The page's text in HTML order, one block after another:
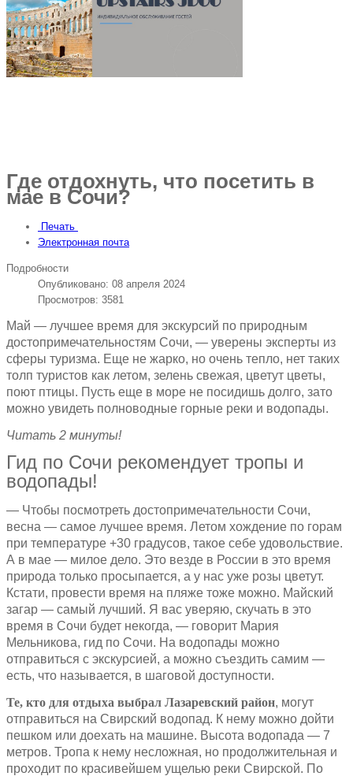
Где отдохнуть, что посетить в
мае в Сочи?
Печать
Электронная почта
Подробности
Опубликовано: 08 апреля 2024
Просмотров: 3581
Май — лучшее время для экскурсий по природным
достопримечательностям Сочи, — уверены эксперты из
сферы туризма. Еще не жарко, но очень тепло, нет таких
толп туристов как летом, зелень свежая, цветут цветы,
поют птицы. Пусть еще в море не посидишь долго, зато
можно увидеть полноводные горные реки и водопады.
Читать 2 минуты!
Гид по Сочи рекомендует тропы и
водопады!
— Чтобы посмотреть достопримечательности Сочи,
весна — самое лучшее время. Летом хождение по горам
при температуре +30 градусов, такое себе удовольствие.
А в мае — милое дело. Это везде в России в это время
природа только просыпается, а у нас уже розы цветут.
Кстати, провести время на пляже тоже можно. Майский
загар — самый лучший. Я вас уверяю, скучать в это
время в Сочи будет некогда, — говорит Мария
Мельникова, гид по Сочи. На водопады можно
отправиться с экскурсией, а можно съездить самим —
есть, что называется, в шаговой доступности.
Те, кто для отдыха выбрал Лазаревский район, могут
отправиться на Свирский водопад. К нему можно дойти
пешком или доехать на машине. Высота водопада — 7
метров. Тропа к нему несложная, но продолжительная и
проходит по красивейшем ущелью реки Свирской. По